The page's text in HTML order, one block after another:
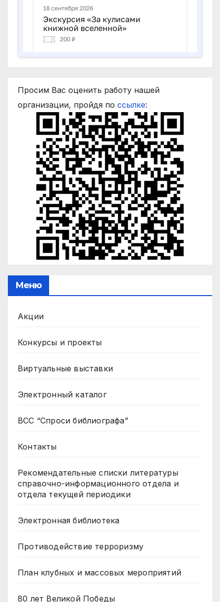
Просим Вас оценить работу нашей
организации, пройдя по ссылке:
Меню
Акции
Конкурсы и проекты
Виртуальные выставки
Электронный каталог
ВСС “Спроси библиографа”
Контакты
Рекомендательные списки литературы
справочно-информационного отдела и
отдела текущей периодики
Электронная библиотека
Противодействие терроризму
План клубных и массовых мероприятий
80 лет Великой Победы